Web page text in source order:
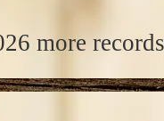
more